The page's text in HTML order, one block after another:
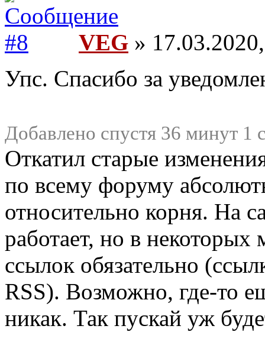
VEG »
Упс. Спасибо за
Добавлено спустя 36 минут 1
Откатил старые
по всему форуму
относительно корня. На
работает, но в
ссылок обязательно
RSS). Возможно, где-то
никак. Так пускай уж